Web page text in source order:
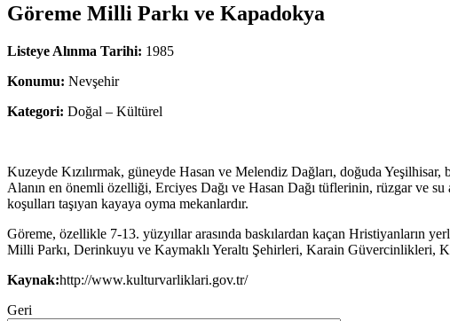
Göreme Milli Parkı ve Kapadokya
Listeye Alınma Tarihi: 1985
Konumu: Nevşehir
Kategori: Doğal – Kültürel
Kuzeyde Kızılırmak, güneyde Hasan ve Melendiz Dağları, doğuda
Alanın en önemli özelliği, Erciyes Dağı ve Hasan Dağı tüflerinin, rüzgar ve su
koşulları taşıyan kayaya oyma mekanlardır.
Göreme, özellikle 7-13. yüzyıllar arasında baskılardan kaçan Hristiyanların
Milli Parkı, Derinkuyu ve Kaymaklı Yeraltı Şehirleri, Karain Güvercinlikleri,
Kaynak:http://www.kulturvarliklari.gov.tr/
Geri